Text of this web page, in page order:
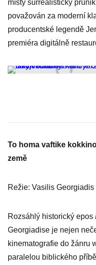
místy surrealistický
považován za moderní
producentské legendě
premiéra digitálně
To homa vaftike
země
Režie: Vasilis
Rozsáhlý historický epos
Georgiadise je nejen
kinematografie do žánru
paralelou biblického